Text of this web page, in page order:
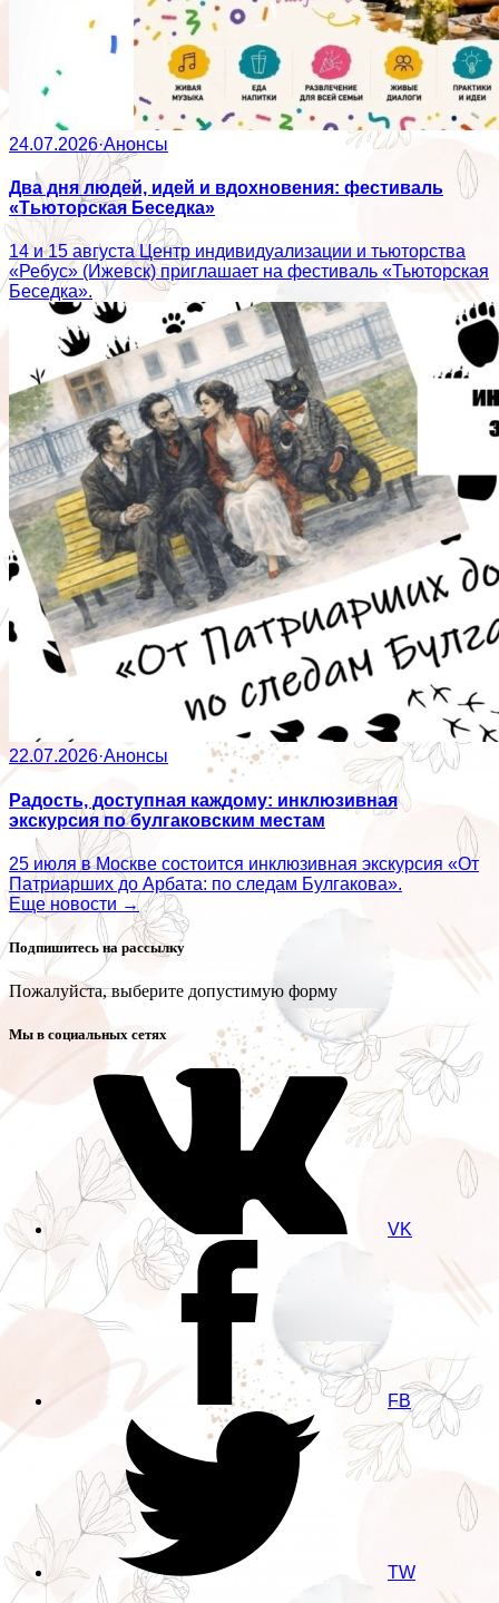
24.07.2026·Анонсы
Два дня людей, идей и вдохновения: фестиваль
«Тьюторская Беседка»
14 и 15 августа Центр индивидуализации и тьюторства
«Ребус» (Ижевск) приглашает на фестиваль «Тьюторская
Беседка».
22.07.2026·Анонсы
Радость, доступная каждому: инклюзивная
экскурсия по булгаковским местам
25 июля в Москве состоится инклюзивная экскурсия «От
Патриарших до Арбата: по следам Булгакова».
Еще новости →
Подпишитесь на рассылку
Пожалуйста, выберите допустимую форму
Мы в социальных сетях
VK
FB
TW